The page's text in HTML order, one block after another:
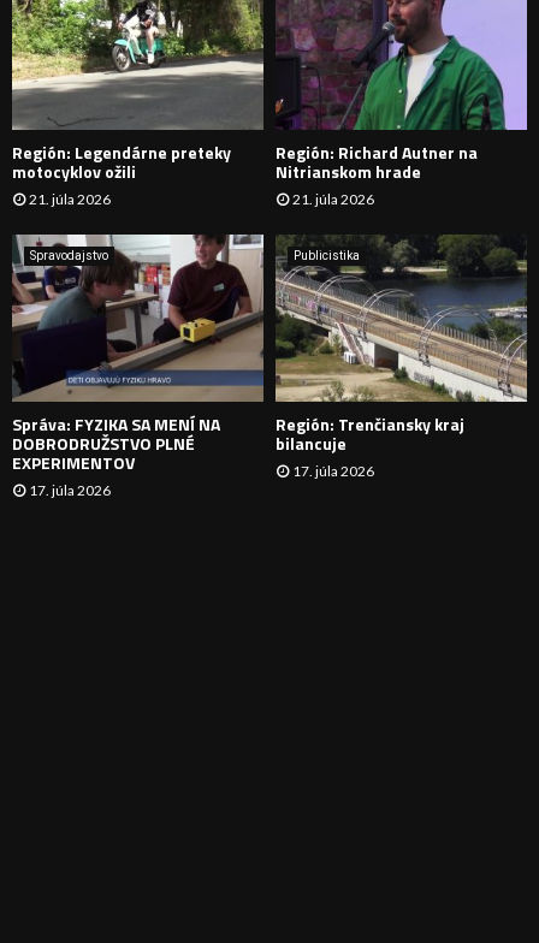
:
D
A
N
I
E
Región: Legendárne preteky
motocyklov ožili
21. júla 2026
Región: Richard Autner na
Nitrianskom hrade
21. júla 2026
Spravodajstvo
Správa: FYZIKA SA MENÍ NA
DOBRODRUŽSTVO PLNÉ
EXPERIMENTOV
17. júla 2026
Publicistika
Región: Trenčiansky kraj
bilancuje
17. júla 2026